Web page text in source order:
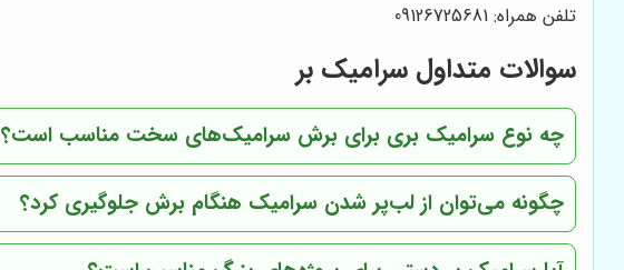
تلفن همراه: 09126725681
سوالات متداول سرامیک بر
چه نوع سرامیک بری برای برش سرامیک‌های سخت مناسب است؟
چگونه می‌توان از لب‌پر شدن سرامیک هنگام برش جلوگیری کرد؟